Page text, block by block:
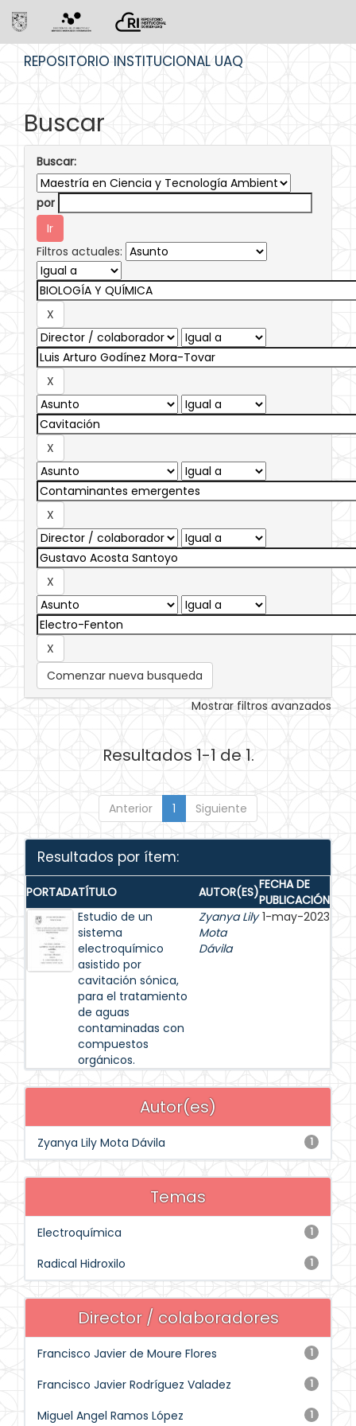
REPOSITORIO INSTITUCIONAL UAQ
Buscar
Buscar:
por
Filtros actuales:
Comenzar nueva busqueda
Mostrar filtros avanzados
Resultados 1-1 de 1.
Anterior 1 Siguiente
Resultados por ítem:
PORTADATÍTULO AUTOR(ES)FECHA DE
PUBLICACIÓN
Estudio de un
sistema
electroquímico
asistido por
cavitación sónica,
para el tratamiento
de aguas
contaminadas con
compuestos
orgánicos.
Zyanya Lily
Mota
Dávila
1-may-2023
Autor(es)
1
Zyanya Lily Mota Dávila
Temas
1
Electroquímica
1
Radical Hidroxilo
Director / colaboradores
1
Francisco Javier de Moure Flores
1
Francisco Javier Rodríguez Valadez
1
Miguel Angel Ramos López